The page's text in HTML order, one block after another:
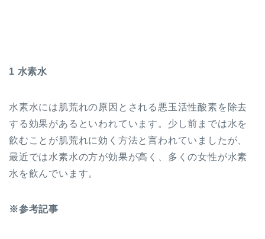
1 水素水
水素水には肌荒れの原因とされる悪玉活性酸素を除去
する効果があるといわれています。少し前までは水を
飲むことが肌荒れに効く方法と言われていましたが、
最近では水素水の方が効果が高く、多くの女性が水素
水を飲んでいます。
※参考記事